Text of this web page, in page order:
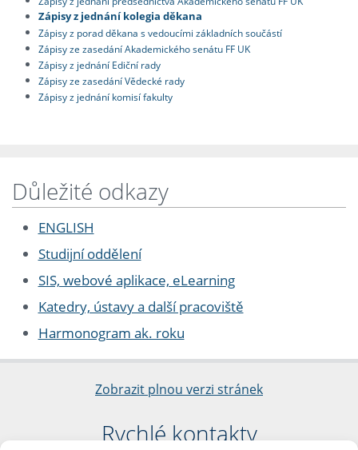
Zápisy z jednání kolegia děkana
Zápisy z porad děkana s vedoucími základních součástí
Zápisy ze zasedání Akademického senátu FF UK
Zápisy z jednání Ediční rady
Zápisy ze zasedání Vědecké rady
Zápisy z jednání komisí fakulty
Důležité odkazy
ENGLISH
Studijní oddělení
SIS, webové aplikace, eLearning
Katedry, ústavy a další pracoviště
Harmonogram ak. roku
Zobrazit plnou verzi stránek
Rychlé kontakty